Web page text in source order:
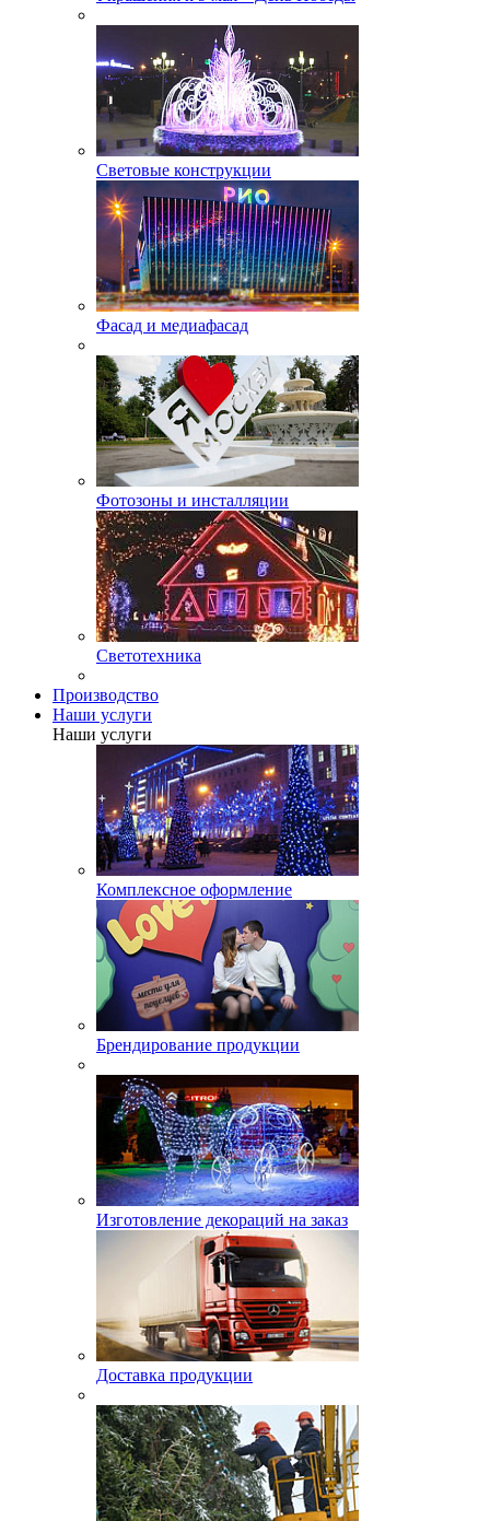
Световые конструкции
Фасад и медиафасад
Фотозоны и инсталляции
Светотехника
Производство
Наши услуги
Наши услуги
Комплексное оформление
Брендирование продукции
Изготовление декораций на заказ
Доставка продукции